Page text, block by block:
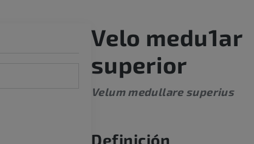
Velo medu1ar
superior
Velum medullare superius
Definición